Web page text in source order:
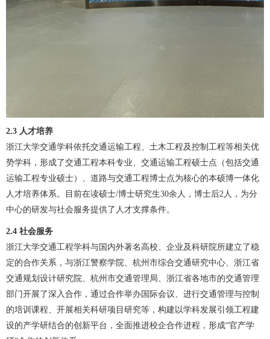
2.3 人才培养
浙江大学交通学科依托交通运输工程、土木工程及控制工程等相关优
势学科，形成了交通工程本科专业、交通运输工程硕士点（包括交通
运输工程专业硕士）、道路与交通工程博士点为核心的本硕博一体化
人才培养体系。目前在读硕士/博士研究生30余人，博士后2人，为分
中心的研发与社会服务提供了人才支撑条件。
2.4 社会服务
浙江大学交通工程学科与国内外著名高校、企业及科研院所建立了稳
定的合作关系，与浙江警察学院、杭州市综合交通研究中心、浙江省
交通规划设计研究院、杭州市交通管理局、浙江省各地市的交通管理
部门开展了深入合作，通过合作举办国际会议、进行交通管理与控制
的培训课程、开展相关科研项目研究等，构建以学科发展引领工程建
设的产学研结合的创新平台，全面推进校企合作进程，形成“官产学